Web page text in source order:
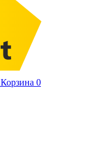
Корзина 0